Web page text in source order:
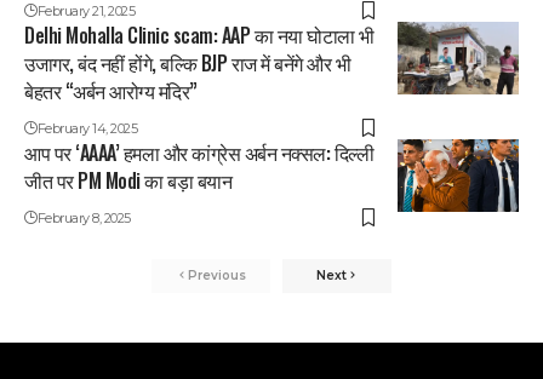
February 21, 2025
Delhi Mohalla Clinic scam: AAP का नया घोटाला भी
उजागर, बंद नहीं होंगे, बल्कि BJP राज में बनेंगे और भी
बेहतर “अर्बन आरोग्य मंदिर”
February 14, 2025
आप पर ‘AAAA’ हमला और कांग्रेस अर्बन नक्सल: दिल्ली
जीत पर PM Modi का बड़ा बयान
February 8, 2025
Previous Next